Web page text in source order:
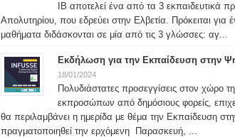
IB αποτελεί ένα από τα 3 εκπαιδευτικά
Απολυτηρίου, που εδρεύει στην Ελβετία. Πρόκειται
μαθήματα διδάσκονται σε μία από τις 3 γλώσσες: αγ...
Εκδήλωση για την Εκπαίδευση στην
18/01/2024
Πολυδιάστατες προσεγγίσεις στον χώρο
εκπροσώπων από δημόσιους φορείς,
θα περιλαμβάνει η ημερίδα με θέμα την Εκπαίδευση
πραγματοποιηθεί την ερχόμενη Παρασκευή, ...